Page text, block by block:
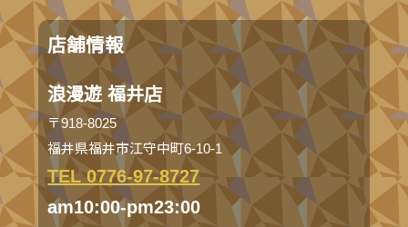
店舗情報
浪漫遊 福井店
〒918-8025
福井県福井市江守中町6-10-1
TEL 0776-97-8727
am10:00-pm23:00